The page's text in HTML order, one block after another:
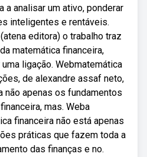
a analisar um ativo, ponderar
inteligentes e rentáveis.
editora) o trabalho traz
matemática financeira,
ligação. Webmatemática
de alexandre assaf neto,
não apenas os fundamentos
mas. Weba
financeira não está apenas
práticas que fazem toda a
das finanças e no.